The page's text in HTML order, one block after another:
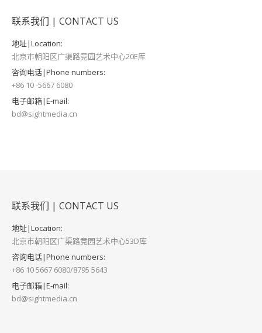
联系我们 | CONTACT US
地址|Location:
北京市朝阳区广渠路竞园艺术中心20E库
咨询电话|Phone numbers:
+86 10 -5667 6080
电子邮箱|E-mail:
bd@sightmedia.cn
联系我们 | CONTACT US
地址|Location:
北京市朝阳区广渠路竞园艺术中心53D库
咨询电话|Phone numbers:
+86 10 5667 6080/8795 5643
电子邮箱|E-mail:
bd@sightmedia.cn